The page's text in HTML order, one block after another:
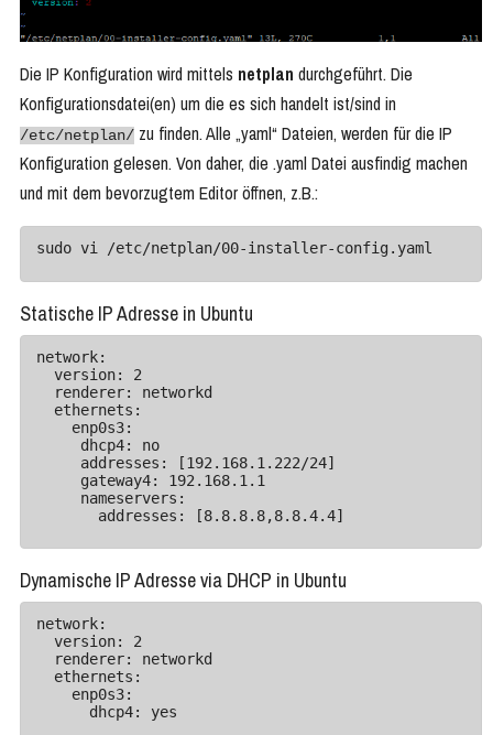
Die IP Konfiguration wird mittels netplan durchgeführt. Die
Konfigurationsdatei(en) um die es sich handelt ist/sind in
/etc/netplan/ zu finden. Alle „yaml“ Dateien, werden für die IP
Konfiguration gelesen. Von daher, die .yaml Datei ausfindig machen
und mit dem bevorzugtem Editor öffnen, z.B.:
sudo vi /etc/netplan/00-installer-config.yaml
Statische IP Adresse in Ubuntu
network:
       addresses: [8.8.8.8,8.8.4.4]
Dynamische IP Adresse via DHCP in Ubuntu
network:
      dhcp4: yes